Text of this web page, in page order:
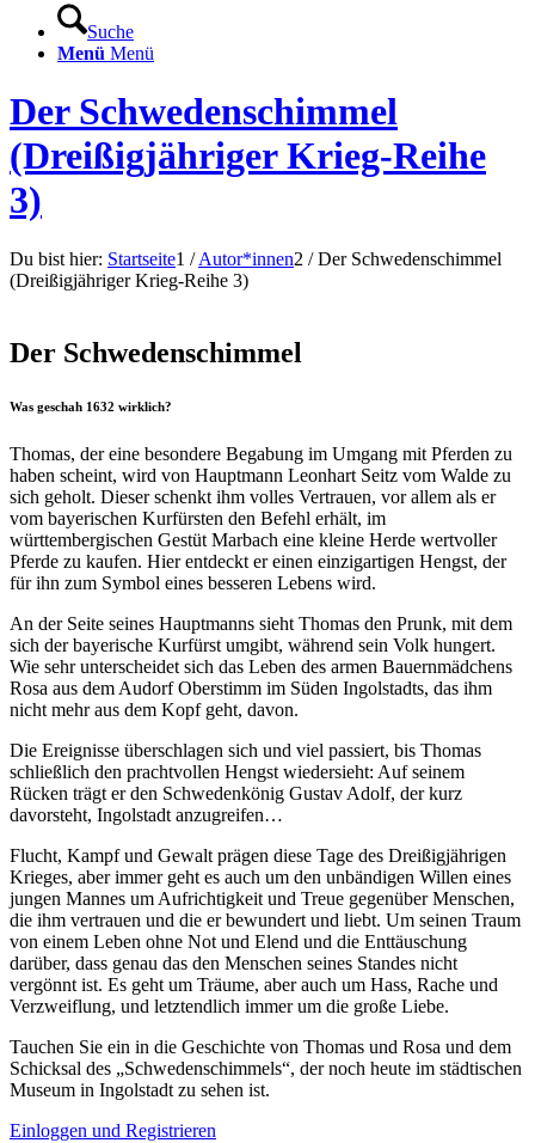
Suche
Menü Menü
Der Schwedenschimmel
(Dreißigjähriger Krieg-Reihe
3)
Du bist hier: Startseite1 / Autor*innen2 / Der Schwedenschimmel
(Dreißigjähriger Krieg-Reihe 3)
Der Schwedenschimmel
Was geschah 1632 wirklich?
Thomas, der eine besondere Begabung im Umgang mit Pferden zu
haben scheint, wird von Hauptmann Leonhart Seitz vom Walde zu
sich geholt. Dieser schenkt ihm volles Vertrauen, vor allem als er
vom bayerischen Kurfürsten den Befehl erhält, im
württembergischen Gestüt Marbach eine kleine Herde wertvoller
Pferde zu kaufen. Hier entdeckt er einen einzigartigen Hengst, der
für ihn zum Symbol eines besseren Lebens wird.
An der Seite seines Hauptmanns sieht Thomas den Prunk, mit dem
sich der bayerische Kurfürst umgibt, während sein Volk hungert.
Wie sehr unterscheidet sich das Leben des armen Bauernmädchens
Rosa aus dem Audorf Oberstimm im Süden Ingolstadts, das ihm
nicht mehr aus dem Kopf geht, davon.
Die Ereignisse überschlagen sich und viel passiert, bis Thomas
schließlich den prachtvollen Hengst wiedersieht: Auf seinem
Rücken trägt er den Schwedenkönig Gustav Adolf, der kurz
davorsteht, Ingolstadt anzugreifen…
Flucht, Kampf und Gewalt prägen diese Tage des Dreißigjährigen
Krieges, aber immer geht es auch um den unbändigen Willen eines
jungen Mannes um Aufrichtigkeit und Treue gegenüber Menschen,
die ihm vertrauen und die er bewundert und liebt. Um seinen Traum
von einem Leben ohne Not und Elend und die Enttäuschung
darüber, dass genau das den Menschen seines Standes nicht
vergönnt ist. Es geht um Träume, aber auch um Hass, Rache und
Verzweiflung, und letztendlich immer um die große Liebe.
Tauchen Sie ein in die Geschichte von Thomas und Rosa und dem
Schicksal des „Schwedenschimmels“, der noch heute im städtischen
Museum in Ingolstadt zu sehen ist.
Einloggen und Registrieren